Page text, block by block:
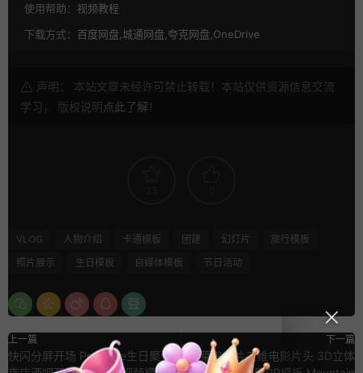
使用帮助： 视频教程
下载方式： 百度网盘,城通网盘,夸克网盘,OneDrive
声明： 本站文章未经许可禁止转载！本站仅供资源信息交流
学习， 版权说明点此了解 ！
VLOG 人物介绍 卡通模板 团建 幻灯片
旅行模板
照片展示
生日模板 自媒体模板 节日活动
上一篇
快闪分屏开场 Premiere生日聚会
下一篇
好莱坞大片三维电影片头 3D立体